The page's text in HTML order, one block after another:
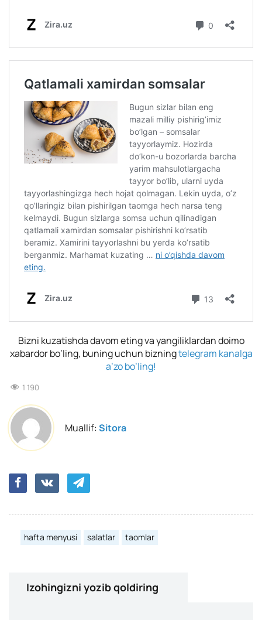
Bizni kuzatishda davom eting va yangiliklardan doimo
xabardor bo’ling, buning uchun bizningtelegram kanalga
a’zo bo’ling!
1 190
Muallif:Sitora
hafta menyusi salatlar taomlar
Izohingizni yozib qoldiring